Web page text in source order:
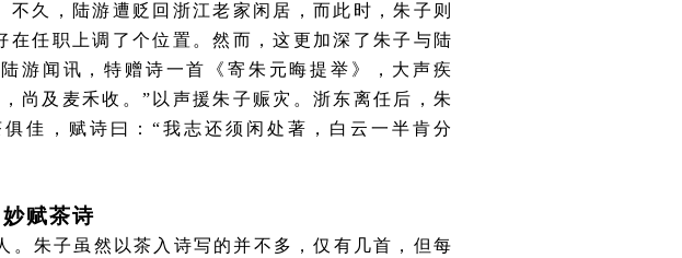
久，陆游遭贬回浙江老家闲居，而此时，朱子则
任职上调了个位置。然而，这更加深了朱子与陆
游闻讯，特赠诗一首《寄朱元晦提举》，大声疾
尚及麦禾收。”以声援朱子赈灾。浙东离任后，朱
佳，赋诗曰：“我志还须闲处著，白云一半肯分
赋茶诗
。朱子虽然以茶入诗写的并不多，仅有几首，但每